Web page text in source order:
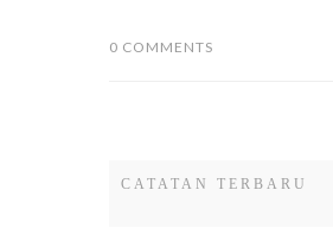
0 COMMENTS
CATATAN TERBARU